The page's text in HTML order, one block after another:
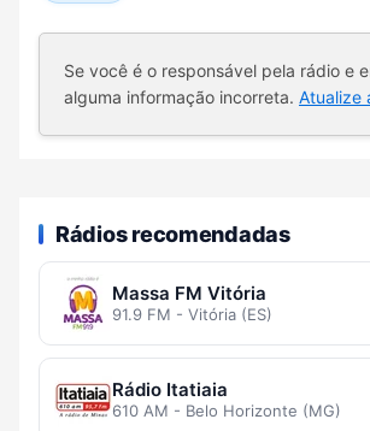
Se você é o responsável pela rádio e
alguma informação incorreta. Atualize
Rádios recomendadas
Massa FM Vitória
91.9 FM - Vitória (ES)
Rádio Itatiaia
610 AM - Belo Horizonte (MG)